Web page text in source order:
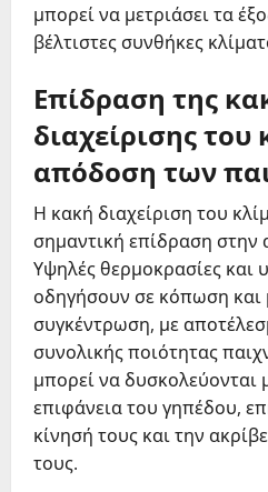
μπορεί να μετριάσει τα
βέλτιστες συνθήκες
Επίδραση της
διαχείρισης του
απόδοση των
Η κακή διαχείριση του
σημαντική επίδραση
Υψηλές θερμοκρασίες και
οδηγήσουν σε κόπωση και
συγκέντρωση, με
συνολικής ποιότητας
μπορεί να
επιφάνεια του γηπέδου,
κίνησή τους και την
τους.